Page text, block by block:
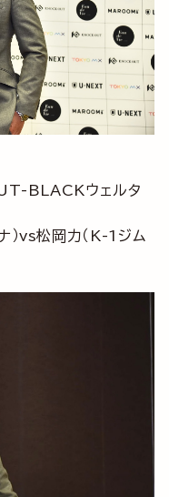
BLACKウェルタ
）vs松岡力（K-1ジム